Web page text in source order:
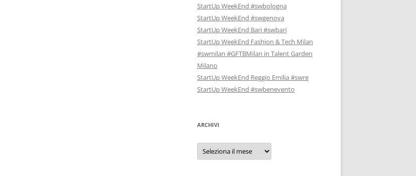
StartUp WeekEnd #swbologna
StartUp WeekEnd #swgenova
StartUp WeekEnd Bari #swbari
StartUp WeekEnd Fashion & Tech Milan
#swmilan #GFTBMilan in Talent Garden
Milano
StartUp WeekEnd Reggio Emilia #swre
StartUp WeekEnd #swbenevento
ARCHIVI
Archivi